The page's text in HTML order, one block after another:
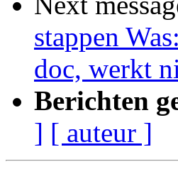
stappen
doc, werkt
Berichten
] [ auteur ]